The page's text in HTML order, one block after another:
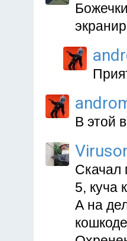
В этой
Скачал
5, куча
А на